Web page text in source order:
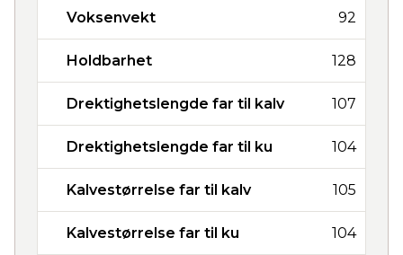
Voksenvekt 92
Holdbarhet 128
Drektighetslengde far til kalv 107
Drektighetslengde far til ku 104
Kalvestørrelse far til kalv 105
Kalvestørrelse far til ku 104